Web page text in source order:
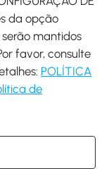
16:30h)
da opção
serão mantidos
favor, consulte
POLÍTICA
de